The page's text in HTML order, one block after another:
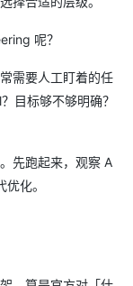
呢？
需要人工盯着的任
目标够不够明确？
先跑起来，观察 A
化。